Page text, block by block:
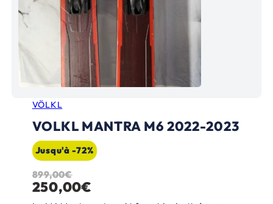
VÖLKL
VOLKL MANTRA M6 2022-2023
Jusqu'à -72%
899,00€
L
250,00€
L